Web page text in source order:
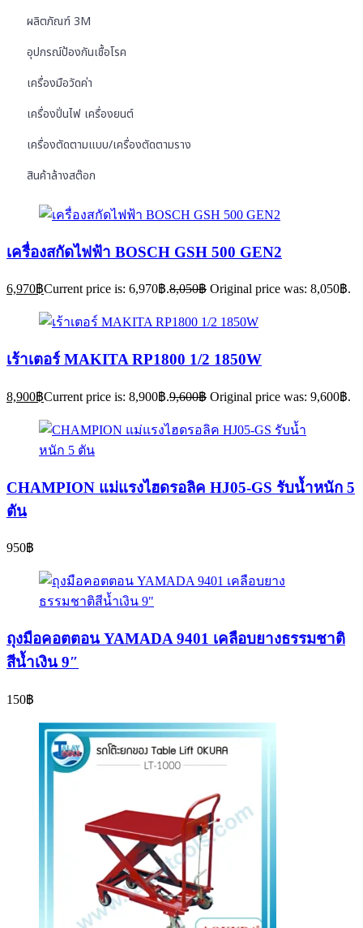
ผลิตภัณฑ์ 3M
อุปกรณ์ป้องกันเชื้อโรค
เครื่องมือวัดค่า
เครื่องปั่นไฟ เครื่องยนต์
เครื่องตัดตามแบบ/เครื่องตัดตามราง
สินค้าล้างสต๊อก
เครื่องสกัดไฟฟ้า BOSCH GSH 500 GEN2
6,970฿Current price is: 6,970฿.8,050฿ Original price was: 8,050฿.
เร้าเตอร์ MAKITA RP1800 1/2 1850W
8,900฿Current price is: 8,900฿.9,600฿ Original price was: 9,600฿.
CHAMPION แม่แรงไฮดรอลิค HJ05-GS รับน้ำหนัก 5
ตัน
950฿
ถุงมือคอตตอน YAMADA 9401 เคลือบยางธรรมชาติ
สีน้ำเงิน 9″
150฿